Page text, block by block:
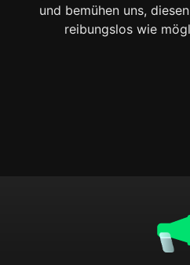
und bemühen uns,
reibungslos wie